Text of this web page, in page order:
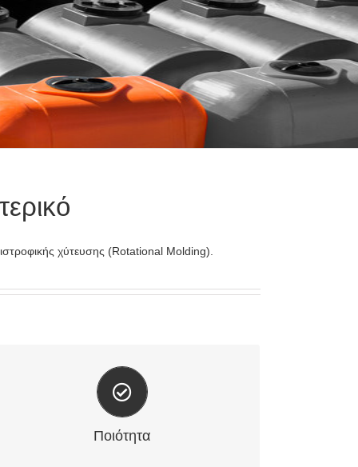
χύτευσης (Rotational Molding).
Ποιότητα
Πιστοποιημένες διαδικασίες παραγωγής